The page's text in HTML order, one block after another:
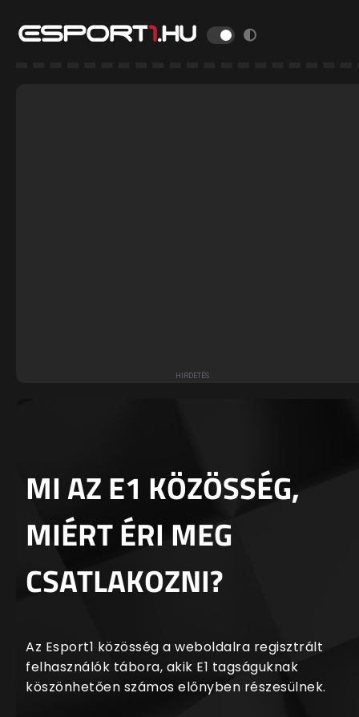
MI AZ E1 KÖZÖSSÉG,
MIÉRT ÉRI MEG
CSATLAKOZNI?
Az Esport1 közösség a weboldalra regisztrált
felhasználók tábora, akik E1 tagságuknak
köszönhetően számos előnyben részesülnek.